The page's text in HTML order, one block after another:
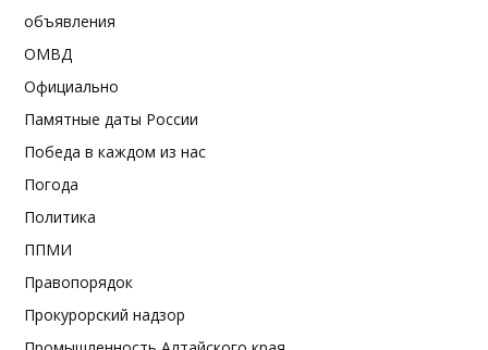
объявления
ОМВД
Официально
Памятные даты России
Победа в каждом из нас
Погода
Политика
ППМИ
Правопорядок
Прокурорский надзор